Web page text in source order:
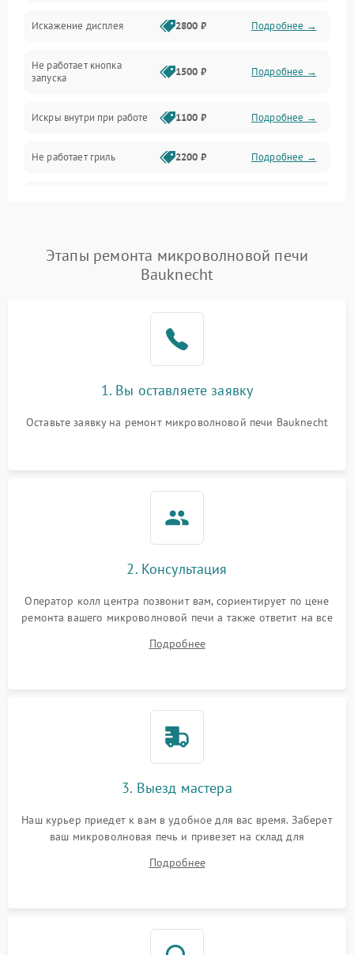
Питание и запуск
Нагрев и приготовление
Программное обеспечение
Искажение дисплея 2800 ₽ Подробнее →
Не работает кнопка
запуска
1500 ₽ Подробнее →
Искры внутри при работе 1100 ₽ Подробнее →
Не работает гриль 2200 ₽ Подробнее →
Появление запаха гари Подробнее →
2400 ₽ Подробнее →
Не горит подсветка 2000 ₽
Этапы ремонта микроволновой печи
Bauknecht
1. Вы оставляете заявку
Оставьте заявку на ремонт микроволновой печи Bauknecht
2. Консультация
Оператор колл центра позвонит вам, сориентирует по цене
ремонта вашего микроволновой печи а также ответит на все
Подробнее
3. Выезд мастера
Наш курьер приедет к вам в удобное для вас время. Заберет
ваш микроволновая печь и привезет на склад для
Подробнее